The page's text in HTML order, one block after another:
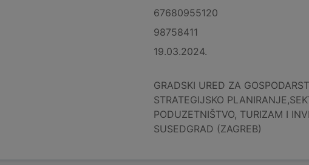
67680955120
98758411
19.03.2024.
GRADSKI URED ZA
STRATEGIJSKO
PODUZETNIŠTVO, TURIZAM I
SUSEDGRAD (ZAGREB)